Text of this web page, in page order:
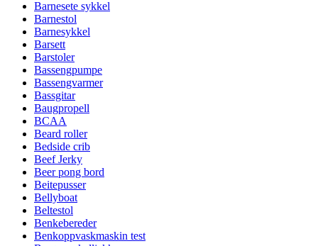
Barnesete sykkel
Barnestol
Barnesykkel
Barsett
Barstoler
Bassengpumpe
Bassengvarmer
Bassgitar
Baugpropell
BCAA
Beard roller
Bedside crib
Beef Jerky
Beer pong bord
Beitepusser
Bellyboat
Beltestol
Benkebereder
Benkoppvaskmaskin test